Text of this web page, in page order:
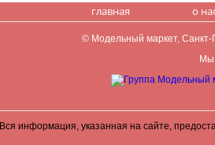
главная о
© Модельный маркет, Санкт-
Мы
Вся информация, указанная на сайте,